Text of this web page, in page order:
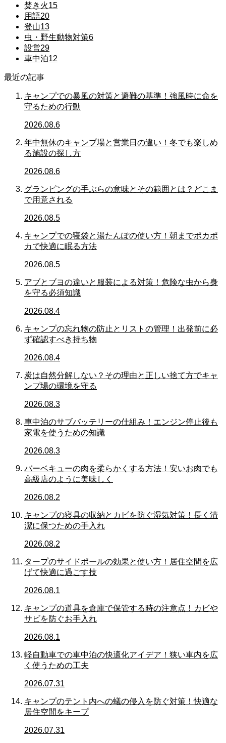
焚き火15
用語20
登山13
虫・野生動物対策6
設営29
車中泊12
最近の記事
キャンプでの暴風の対策と避難の基準！強風時に命を
守るための行動
2026.08.6
年中無休のキャンプ場と営業日の違い！冬でも楽しめ
る施設の探し方
2026.08.6
グランピングの手ぶらの意味とその範囲とは？どこま
で用意される
2026.08.5
キャンプでの寝袋と湯たんぽの使い方！朝までポカポ
カで快適に眠る方法
2026.08.5
アブとブヨの違いと服装による対策！危険な虫から身
を守る必須知識
2026.08.4
キャンプの忘れ物の防止とリストの管理！出発前に必
ず確認すべき持ち物
2026.08.4
炭は自然分解しない？その理由と正しい捨て方でキャ
ンプ場の環境を守る
2026.08.3
車中泊のサブバッテリーの仕組み！エンジン停止後も
家電を使うための知識
2026.08.3
バーベキューの肉を柔らかくする方法！安いお肉でも
高級店のように美味しく
2026.08.2
キャンプの寝具の収納とカビを防ぐ湿気対策！長く清
潔に保つための手入れ
2026.08.2
タープのサイドポールの効果と使い方！居住空間を広
げて快適に過ごす技
2026.08.1
キャンプの道具を倉庫で保管する時の注意点！カビや
サビを防ぐお手入れ
2026.08.1
軽自動車での車中泊の快適化アイデア！狭い車内を広
く使うための工夫
2026.07.31
キャンプのテント内への蟻の侵入を防ぐ対策！快適な
居住空間をキープ
2026.07.31